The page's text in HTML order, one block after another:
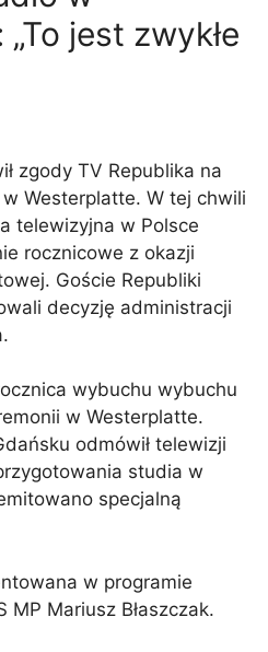
jest zwykłe
zgody TV Republika na
Westerplatte. W tej chwili
telewizyjna w Polsce
rocznicowe z okazji
Goście Republiki
decyzję administracji
wybuchu wybuchu
w Westerplatte.
odmówił telewizji
studia w
specjalną
w programie
MP Mariusz Błaszczak.